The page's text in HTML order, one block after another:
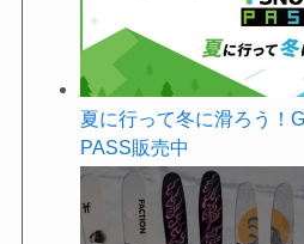
夏に行って冬に滑ろう！
PASS販売中